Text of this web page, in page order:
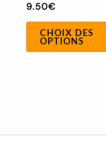
9.50€
CHOIX DES
OPTIONS